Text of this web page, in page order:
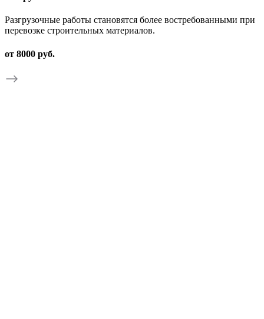
Разгрузочные работы становятся более востребованными при
перевозке строительных материалов.
от 8000 руб.